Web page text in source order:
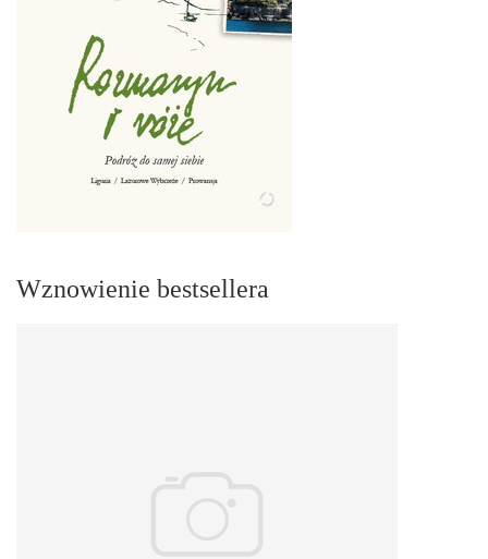
Wznowienie bestsellera